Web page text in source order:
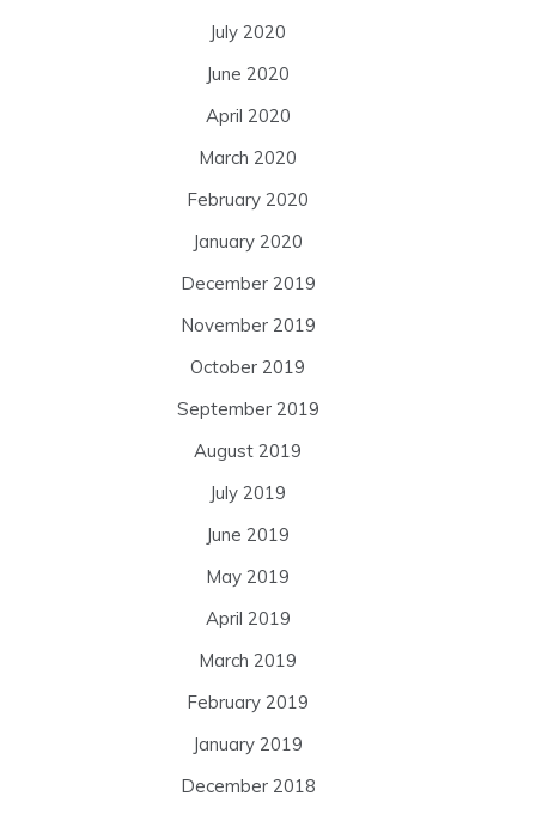
July 2020
June 2020
April 2020
March 2020
February 2020
January 2020
December 2019
November 2019
October 2019
September 2019
August 2019
July 2019
June 2019
May 2019
April 2019
March 2019
February 2019
January 2019
December 2018